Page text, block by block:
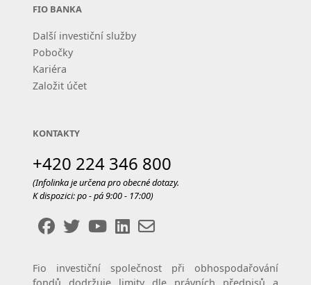
FIO BANKA
Další investiční služby
Pobočky
Kariéra
Založit účet
KONTAKTY
+420 224 346 800
(Infolinka je určena pro obecné dotazy.
K dispozici: po - pá 9:00 - 17:00)
Fio investiční společnost při obhospodařování